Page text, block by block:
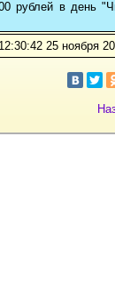
рублей в день
12:30:42 25 ноября